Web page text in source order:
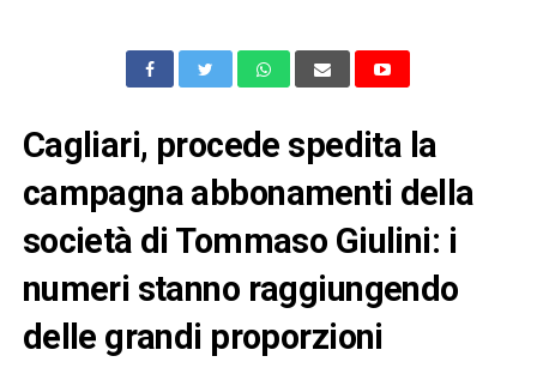
Cagliari, procede spedita la
campagna abbonamenti della
società di Tommaso Giulini: i
numeri stanno raggiungendo
delle grandi proporzioni